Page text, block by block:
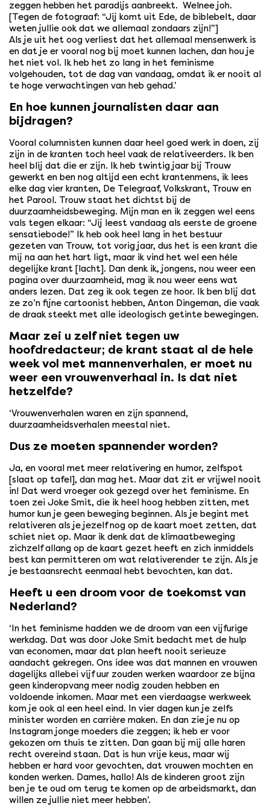
zeggen hebben het paradijs aanbreekt. Welnee joh.
[Tegen de fotograaf: “Jij komt uit Ede, de biblebelt, daar
weten jullie ook dat we allemaal zondaars zijn!”]
Als je uit het oog verliest dat het allemaal mensenwerk is
en dat je er vooral nog bij moet kunnen lachen, dan hou je
het niet vol. Ik heb het zo lang in het feminisme
volgehouden, tot de dag van vandaag, omdat ik er nooit al
te hoge verwachtingen van heb gehad.’
En hoe kunnen journalisten daar aan
bijdragen?
Vooral columnisten kunnen daar heel goed werk in doen, zij
zijn in de kranten toch heel vaak de relativeerders. Ik ben
heel blij dat die er zijn. Ik heb twintig jaar bij Trouw
gewerkt en ben nog altijd een echt krantenmens, ik lees
elke dag vier kranten, De Telegraaf, Volkskrant, Trouw en
het Parool. Trouw staat het dichtst bij de
duurzaamheidsbeweging. Mijn man en ik zeggen wel eens
vals tegen elkaar: “Jij leest vandaag als eerste de groene
sensatiebode!” Ik heb ook heel lang in het bestuur
gezeten van Trouw, tot vorig jaar, dus het is een krant die
mij na aan het hart ligt, maar ik vind het wel een héle
degelijke krant [lacht]. Dan denk ik, jongens, nou weer een
pagina over duurzaamheid, mag ik nou weer eens wat
anders lezen. Dat zeg ik ook tegen ze hoor. Ik ben blij dat
ze zo’n fijne cartoonist hebben, Anton Dingeman, die vaak
de draak steekt met alle ideologisch getinte bewegingen.
Maar zei u zelf niet tegen uw
hoofdredacteur; de krant staat al de hele
week vol met mannenverhalen, er moet nu
weer een vrouwenverhaal in. Is dat niet
hetzelfde?
‘Vrouwenverhalen waren en zijn spannend,
duurzaamheidsverhalen meestal niet.
Dus ze moeten spannender worden?
Ja, en vooral met meer relativering en humor, zelfspot
[slaat op tafel], dan mag het. Maar dat zit er vrijwel nooit
in! Dat werd vroeger ook gezegd over het feminisme. En
toen zei Joke Smit, die ik heel hoog hebben zitten, met
humor kun je geen beweging beginnen. Als je begint met
relativeren als je jezelf nog op de kaart moet zetten, dat
schiet niet op. Maar ik denk dat de klimaatbeweging
zichzelf allang op de kaart gezet heeft en zich inmiddels
best kan permitteren om wat relativerender te zijn. Als je
je bestaansrecht eenmaal hebt bevochten, kan dat.
Heeft u een droom voor de toekomst van
Nederland?
‘In het feminisme hadden we de droom van een vijfurige
werkdag. Dat was door Joke Smit bedacht met de hulp
van economen, maar dat plan heeft nooit serieuze
aandacht gekregen. Ons idee was dat mannen en vrouwen
dagelijks allebei vijf uur zouden werken waardoor ze bijna
geen kinderopvang meer nodig zouden hebben en
voldoende inkomen. Maar met een vierdaagse werkweek
kom je ook al een heel eind. In vier dagen kun je zelfs
minister worden en carrière maken. En dan zie je nu op
Instagram jonge moeders die zeggen; ik heb er voor
gekozen om thuis te zitten. Dan gaan bij mij alle haren
recht overeind staan. Dat is hun vrije keus, maar wij
hebben er hard voor gevochten, dat vrouwen mochten en
konden werken. Dames, hallo! Als de kinderen groot zijn
ben je te oud om terug te komen op de arbeidsmarkt, dan
willen ze jullie niet meer hebben’.